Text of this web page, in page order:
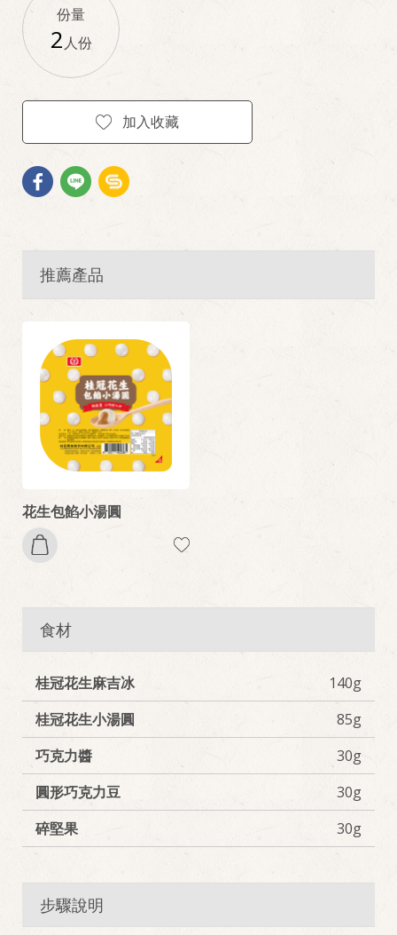
份量
2人份
加入收藏
推薦產品
花生包餡小湯圓
食材
桂冠花生麻吉冰
140g
桂冠花生小湯圓
85g
巧克力醬
30g
圓形巧克力豆
30g
碎堅果
30g
步驟說明